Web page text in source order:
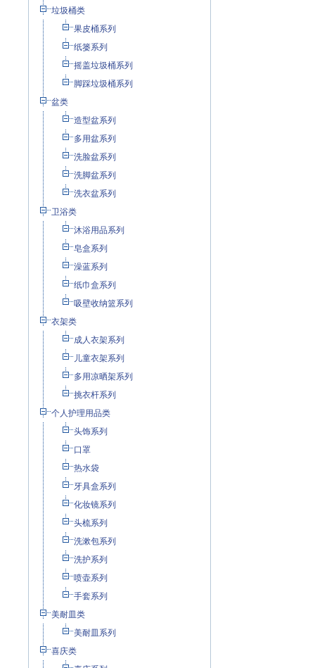
垃圾桶类
果皮桶系列
纸篓系列
摇盖垃圾桶系列
脚踩垃圾桶系列
盆类
造型盆系列
多用盆系列
洗脸盆系列
洗脚盆系列
洗衣盆系列
卫浴类
沐浴用品系列
皂盒系列
澡蓝系列
纸巾盒系列
吸壁收纳篮系列
衣架类
成人衣架系列
儿童衣架系列
多用凉晒架系列
挑衣杆系列
个人护理用品类
头饰系列
口罩
热水袋
牙具盒系列
化妆镜系列
头梳系列
洗漱包系列
洗护系列
喷壶系列
手套系列
美耐皿类
美耐皿系列
喜庆类